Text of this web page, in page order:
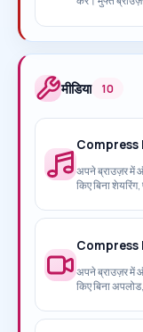
मीडिया 10
Compress
अपने ब्राउज़र में
किए बिना
Compress
अपने ब्राउज़र में
किए बिना